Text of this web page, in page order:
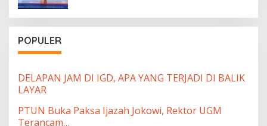
POPULER
DELAPAN JAM DI IGD, APA YANG TERJADI DI BALIK
LAYAR
PTUN Buka Paksa Ijazah Jokowi, Rektor UGM
Terancam…